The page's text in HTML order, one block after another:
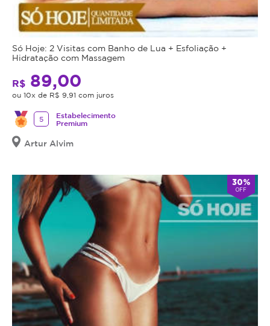
Só Hoje: 2 Visitas com Banho de Lua + Esfoliação +
Hidratação com Massagem
R$ 89,00
ou 10x de R$ 9,91 com juros
5
Estabelecimento
Premium
Artur Alvim
30%
OFF